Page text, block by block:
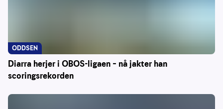
Diarra herjer i OBOS-ligaen – nå jakter han
scoringsrekorden
ODDSEN